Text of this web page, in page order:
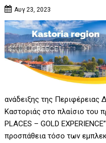
Αυγ 23, 2023
ανάδειξης της Περιφέρειας
Καστοριάς στο πλαίσιο του
PLACES – GOLD
προσπάθεια τόσο των